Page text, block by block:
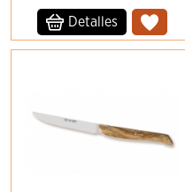
Detalles